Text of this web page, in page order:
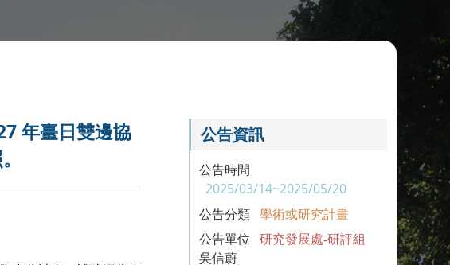
年臺日雙邊協
公告資訊
公告時間
2025/03/14~2025/05/20
公告分類 學術或研究計畫
公告單位
研究發展處-研評組
吳信蔚